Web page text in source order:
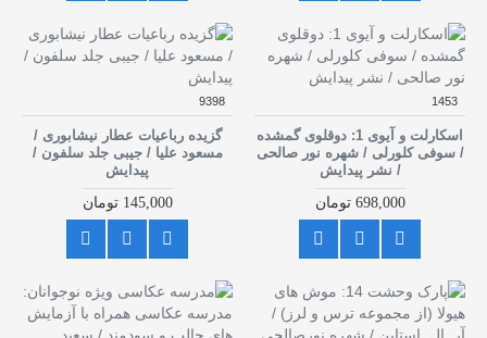
1453
اسکارلت و آیوی 1: دوقلوی گمشده
/ سوفی کلورلی / شهره نور صالحی
/ نشر پیدایش
698,000 تومان
9398
گزیده رباعیات عطار نیشابوری /
مسعود علیا / جیبی جلد سلفون /
پیدایش
145,000 تومان